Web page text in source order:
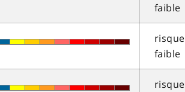
faible
risque
faible
risque